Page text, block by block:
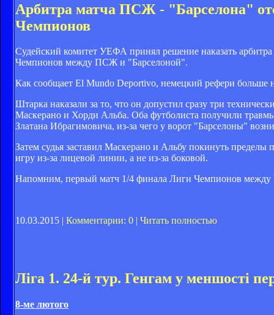
Арбитра матча ПСЖ - "Барселона"
Чемпионов
Судейский комитет УЕФА принял решение наказать
Чемпионов между ПСЖ и "Барселоной".
Как сообщает El Mundo Deportivo, немецкий рефери больше
Штарка наказали за то, что он допустил сразу три
Маскерано и Хорди Альба. Оба футболиста получили
Златана Ибрагимовича, из-за чего у ворот "Барселоны"
Затем судья заставил Маскерано и Альбу покинуть
игру из-за лицевой линии, а не из-за боковой.
Напомним, первый матч 1/4 финала Лиги Чемпионов между
10.03.2015 | Комментарии: 0 Читать полностью
Ліга 1. 24-й тур. Генгам у меншості
8-ме лютого